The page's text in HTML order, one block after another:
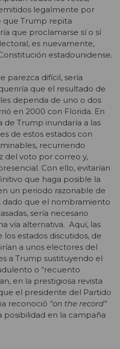
legalmente por
que Trump repita
que proclamarse sí o sí
es nuevamente,
estadounidense.
parezca difícil, sería
que el resultado de
dependa de uno o dos
en 2000 con Florida. En
de Trump inundaría a las
de estos estados con
recurriendo
del voto por correo y,
Con ello, evitarían
que haga posible la
un periodo razonable de
dado que el nombramiento
sería necesario
vía alternativa. Aquí, las
los estados discutidos, de
a unos electores del
a Trump sustituyendo el
o “recuento
en la prestigiosa revista
el presidente del Partido
reconoció “on the record”
posibilidad en la campaña